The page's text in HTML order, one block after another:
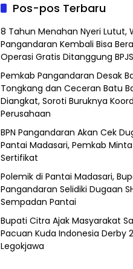
Pos-pos Terbaru
8 Tahun Menahan Nyeri Lutut,
Pangandaran Kembali Bisa
Operasi Gratis Ditanggung BPJS
Pemkab Pangandaran Desak
Tongkang dan Ceceran Batu
Diangkat, Soroti Buruknya
Perusahaan
BPN Pangandaran Akan Cek
Pantai Madasari, Pemkab
Sertifikat
Polemik di Pantai Madasari,
Pangandaran Selidiki Dugaan
Sempadan Pantai
Bupati Citra Ajak Masyarakat
Pacuan Kuda Indonesia Derby
Legokjawa